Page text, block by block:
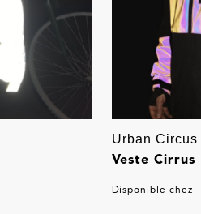
Urban Circus
Veste Cirrus
Disponible chez